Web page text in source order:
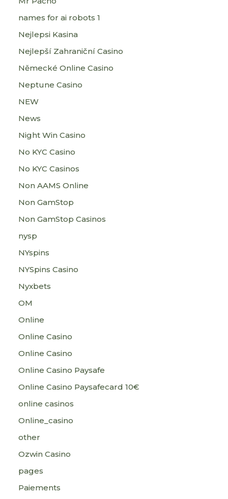
names for ai robots 1
Nejlepsi Kasina
Nejlepší Zahraniční Casino
Německé Online Casino
Neptune Casino
NEW
News
Night Win Casino
No KYC Casino
No KYC Casinos
Non AAMS Online
Non GamStop
Non GamStop Casinos
nysp
NYspins
NYSpins Casino
Nyxbets
OM
Online
Online Casino
Online Casino
Online Casino Paysafe
Online Casino Paysafecard 10€
online casinos
Online_casino
other
Ozwin Casino
pages
Paiements